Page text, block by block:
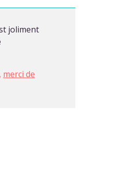
joliment
merci de